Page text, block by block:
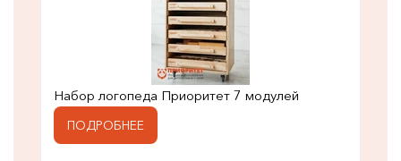
Набор логопеда Приоритет 7 модулей
ПОДРОБНЕЕ